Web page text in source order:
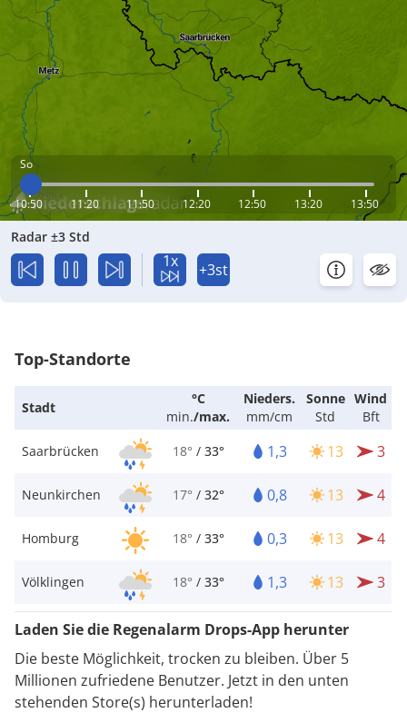
So
10:50 11:20 11:50 12:20 12:50 13:20 13:50
Radar ±3 Std
1x +3st
Top-Standorte
Stadt
°C
min./max.
Nieders.
mm/cm
Sonne
Std
Wind
Bft
Saarbrücken
18° / 33° 1,3 13 3
Neunkirchen 17° / 32° 0,8 13 4
Homburg 18° / 33° 0,3 13 4
Völklingen 18° / 33° 1,3 13 3
Laden Sie die Regenalarm Drops-App herunter
Die beste Möglichkeit, trocken zu bleiben. Über 5
Millionen zufriedene Benutzer. Jetzt in den unten
stehenden Store(s) herunterladen!